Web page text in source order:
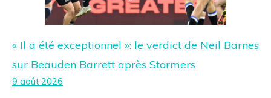
« Il a été exceptionnel »: le verdict de Neil Barnes
sur Beauden Barrett après Stormers
9 août 2026